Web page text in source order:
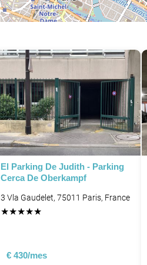
El Parking De Judith - Parking
Cerca De Oberkampf
3 Vla Gaudelet, 75011 Paris, France
★★★★★
€ 430/mes